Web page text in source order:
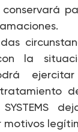
conservará
la
tratamiento
SYSTEMS